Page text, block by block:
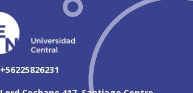
+56225826231